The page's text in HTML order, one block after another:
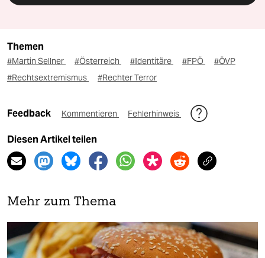
Themen
#Martin Sellner #Österreich #Identitäre #FPÖ
#ÖVP
#Rechtsextremismus
#Rechter Terror
Feedback Kommentieren Fehlerhinweis
Diesen Artikel teilen
Mehr zum Thema